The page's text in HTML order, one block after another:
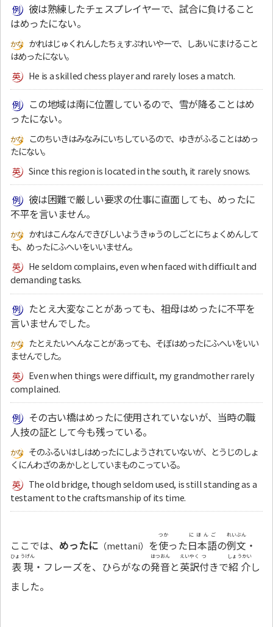
彼は熟練したチェスプレイヤーで、試合に負けること
はめったにない。
かれはじゅくれんしたちぇすぷれいやーで、しあいにまけること
はめったにない。
He is a skilled chess player and rarely loses a match.
この地域は南に位置しているので、雪が降ることはめ
ったにない。
このちいきはみなみにいちしているので、ゆきがふることはめっ
たにない。
Since this region is located in the south, it rarely snows.
彼は困難で厳しい要求の仕事に直面しても、めったに
不平を言いません。
かれはこんなんできびしいようきゅうのしごとにちょくめんして
も、めったにふへいをいいません。
He seldom complains, even when faced with difficult and
demanding tasks.
たとえ大変なことがあっても、祖母はめったに不平を
言いませんでした。
たとえたいへんなことがあっても、そぼはめったにふへいをいい
ませんでした。
Even when things were difficult, my grandmother rarely
complained.
その古い橋はめったに使用されていないが、当時の職
人技の証として今も残っている。
そのふるいはしはめったにしようされていないが、とうじのしょ
くにんわざのあかしとしていまものこっている。
The old bridge, though seldom used, is still standing as a
testament to the craftsmanship of its time.
ここでは、 めったに （mettani） を使
つか
った日本語
にほんご
の例文
れいぶん
・
表現
ひょうげん
・フレーズを、ひらがなの発音
はつおん
と英訳
えいやく
付
つ
きで紹介
しょうかい
し
ました。